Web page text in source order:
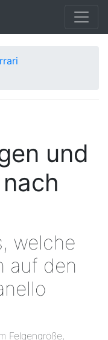
und
welche
auf den
Felgengröße,